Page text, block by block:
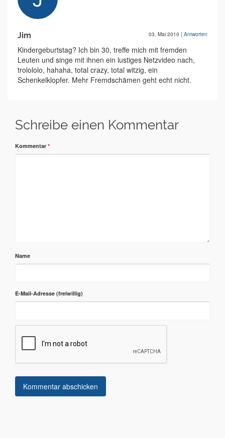
Jim 03. Mai 2010 | Antworten
Kindergeburtstag? Ich bin 30, treffe mich mit fremden
Leuten und singe mit ihnen ein lustiges Netzvideo nach,
trolololo, hahaha, total crazy, total witzig, ein
Schenkelklopfer. Mehr Fremdschämen geht echt nicht.
Schreibe einen Kommentar
Kommentar *
Name
E-Mail-Adresse